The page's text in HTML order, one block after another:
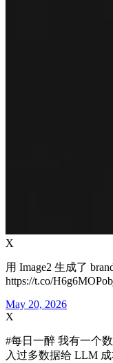
X
用 Image2 生成了
https://t.co/
May 20, 2026
X
#每日一醉 我有一个
入过多数据给 LLM